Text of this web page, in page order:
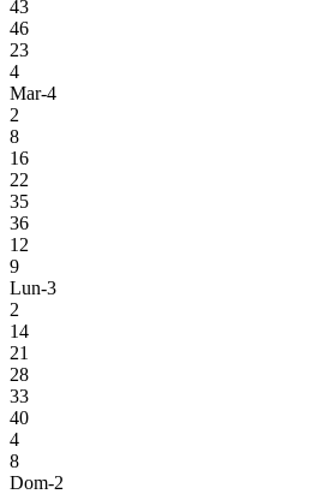
43
46
23
4
Mar-4
2
8
16
22
35
36
12
9
Lun-3
2
14
21
28
33
40
4
8
Dom-2